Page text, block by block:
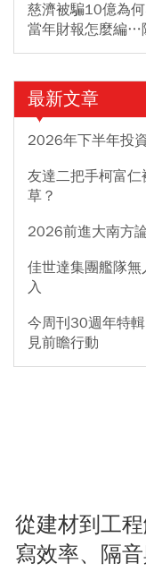
慈濟被騙10億為
當年財報怎麼編…
最新文章
2026年下半年投
友達二把手柯富
草？
2026前進大南方
佳世達集團艦隊
入
今周刊30週年特
見前瞻行動
從建材到工
寫效率、隔